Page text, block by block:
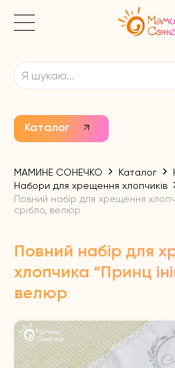
Каталог
МАМИНЕ СОНЕЧКО Каталог
Набори для хрещення хлопчиків
Повний набір для хрещення
срібло, велюр
Повний набір для
хлопчика “Принц
велюр